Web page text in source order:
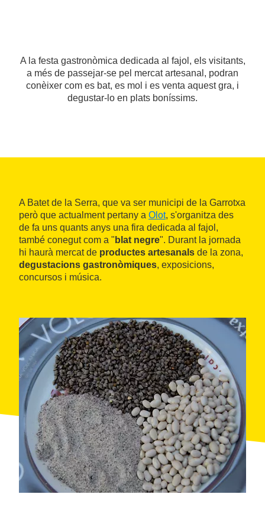
A la festa gastronòmica dedicada al fajol, els visitants,
a més de passejar-se pel mercat artesanal, podran
conèixer com es bat, es mol i es venta aquest gra, i
degustar-lo en plats boníssims.
A Batet de la Serra, que va ser municipi de la Garrotxa
però que actualment pertany a Olot, s'organitza des
de fa uns quants anys una fira dedicada al fajol,
també conegut com a " blat negre". Durant la jornada
hi haurà mercat de productes artesanals de la zona,
degustacions gastronòmiques, exposicions,
concursos i música.